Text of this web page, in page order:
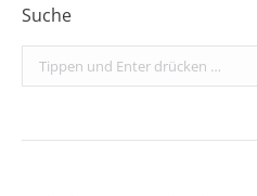
Suche
Search: